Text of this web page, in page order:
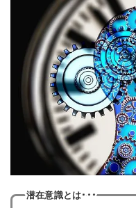
潜在意識とは･･･